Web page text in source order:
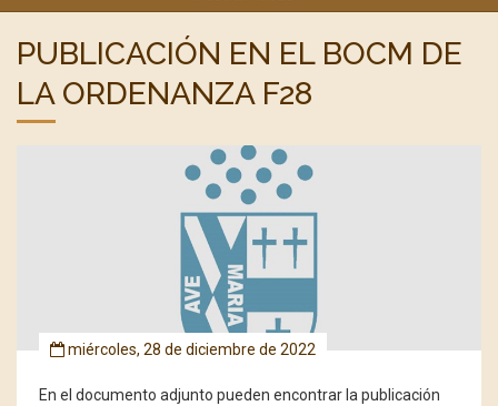
PUBLICACIÓN EN EL BOCM DE
LA ORDENANZA F28
miércoles, 28 de diciembre de 2022
En el documento adjunto pueden encontrar la publicación